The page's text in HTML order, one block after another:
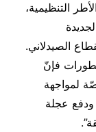
التنظيمية،
الصيدلاني.
فإنّ
لمواجهة
ودفع عجلة